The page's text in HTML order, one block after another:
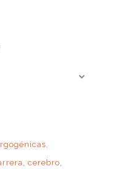
cerebro